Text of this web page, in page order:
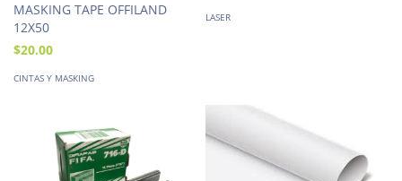
MASKING TAPE OFFILAND
12X50
$20.00
CINTAS Y MASKING
LASER